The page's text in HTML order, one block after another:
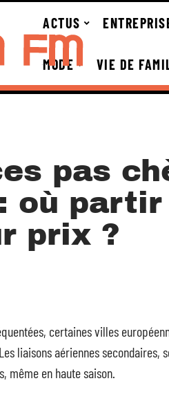
ACTUS
MODE VIE DE
pas
où partir
prix ?
certaines villes
liaisons aériennes
même en haute saison.